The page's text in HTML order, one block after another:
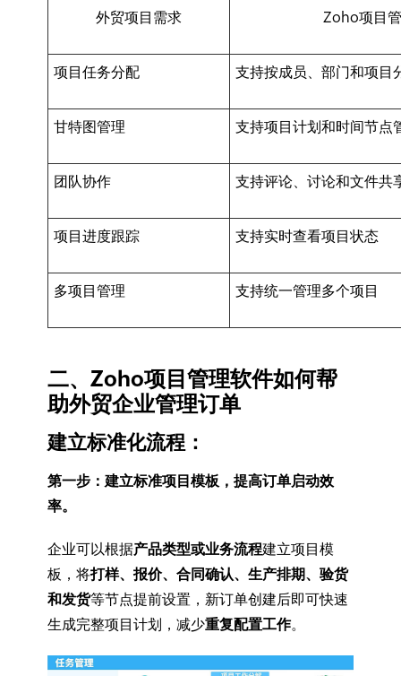
外贸项目需求 Zoho项目
项目任务分配 支持按成员、部门和项目
甘特图管理 支持项目计划和时间节点
团队协作 支持评论、讨论和文件共
项目进度跟踪 支持实时查看项目状态
多项目管理 支持统一管理多个项目
二、Zoho项目管理软件如何帮
助外贸企业管理订单
建立标准化流程：
第一步：建立标准项目模板，提高订单启动效
率。
企业可以根据产品类型或业务流程建立项目模
板，将打样、报价、合同确认、生产排期、验货
和发货等节点提前设置，新订单创建后即可快速
生成完整项目计划，减少重复配置工作。